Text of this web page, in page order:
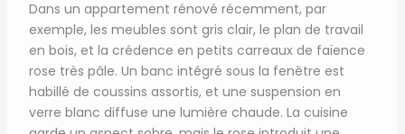
Dans un appartement rénové récemment, par
exemple, les meubles sont gris clair, le plan de travail
en bois, et la crédence en petits carreaux de faïence
rose très pâle. Un banc intégré sous la fenêtre est
habillé de coussins assortis, et une suspension en
verre blanc diffuse une lumière chaude. La cuisine